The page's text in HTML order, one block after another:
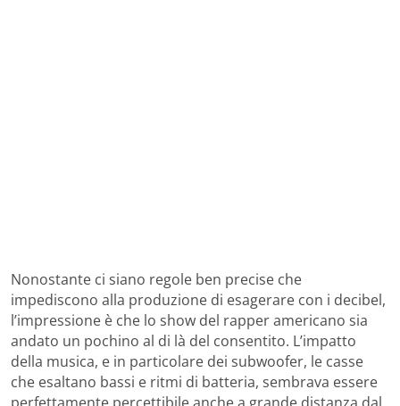
Nonostante ci siano regole ben precise che
impediscono alla produzione di esagerare con i decibel,
l’impressione è che lo show del rapper americano sia
andato un pochino al di là del consentito. L’impatto
della musica, e in particolare dei subwoofer, le casse
che esaltano bassi e ritmi di batteria, sembrava essere